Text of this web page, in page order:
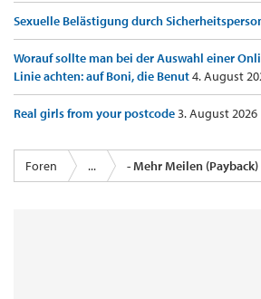
Sexuelle Belästigung durch
Worauf sollte man bei der Auswahl einer
Linie achten: auf Boni, die Benut4. August
Real girls from your postcode3. August 2026
Foren ... - Mehr Meilen (Payback)